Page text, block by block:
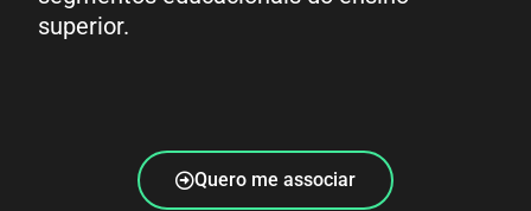
superior.
Quero me associar